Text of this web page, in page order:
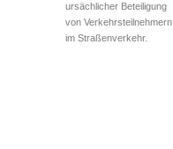
ursächlicher Beteiligung
von Verkehrsteilnehmern
im Straßenverkehr.